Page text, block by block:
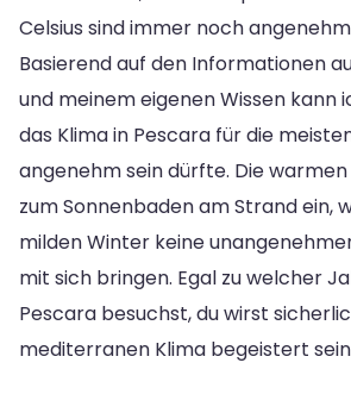
Celsius sind immer noch
Basierend auf den Informationen
und meinem eigenen Wissen kann
das Klima in Pescara für die
angenehm sein dürfte. Die
zum Sonnenbaden am Strand ein,
milden Winter keine
mit sich bringen. Egal zu welcher
Pescara besuchst, du wirst
mediterranen Klima begeistert